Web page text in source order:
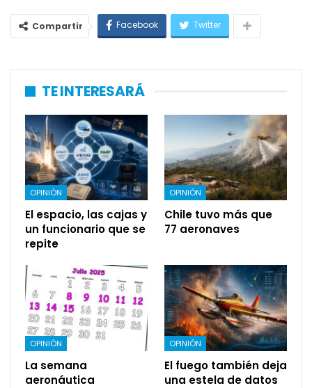
Compartir Facebook Twitter
TE INTERESARÁ
OPINIÓN
El espacio, las cajas y
un funcionario que se
repite
OPINIÓN
Chile tuvo más que
77 aeronaves
OPINIÓN
La semana
aeronáutica
OPINIÓN
El fuego también deja
una estela de datos